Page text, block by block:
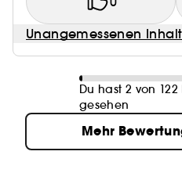
Unangemessenen
Du hast 2 von
gesehen
Mehr